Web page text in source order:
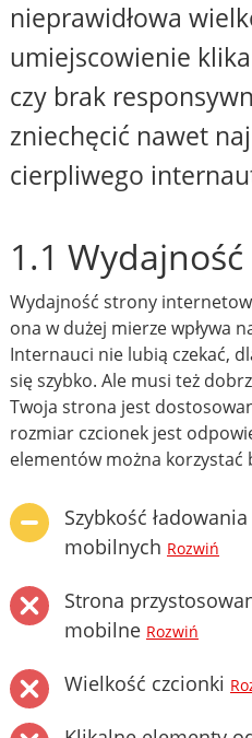
nieprawidłowa
umiejscowienie
czy brak
zniechęcić nawet
cierpliwego
1.1 Wydajność
Wydajność strony
ona w dużej mierze wpływa
Internauci nie lubią czekać,
się szybko. Ale musi też
Twoja strona jest
rozmiar czcionek jest
elementów można korzystać
Szybkość
mobilnych Rozwiń
Strona
mobilne Rozwiń
Wielkość czcionki